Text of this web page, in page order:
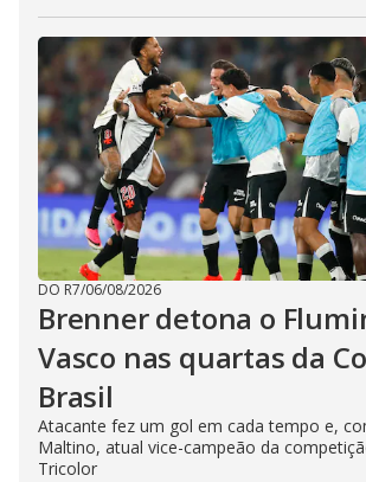
DO R7/06/08/2026
Brenner detona o
Vasco nas quartas da
Brasil
Atacante fez um gol em cada tempo e,
Maltino, atual vice-campeão da
Tricolor